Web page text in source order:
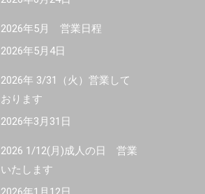
2026年5月 営業日程
2026年5月4日
2026年 3/31（火）営業して
おります
2026年3月31日
2026 1/12(月)成人の日 営業
いたします